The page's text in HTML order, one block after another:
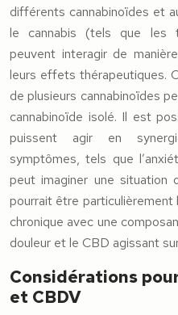
différents cannabinoïdes et
le cannabis (tels que les
peuvent interagir de
leurs effets thérapeutiques.
de plusieurs cannabinoïdes
cannabinoïde isolé. Il est
puissent agir en
symptômes, tels que
peut imaginer une situation
pourrait être particulièrement
chronique avec une
douleur et le CBD agissant
Considérations
et CBDV